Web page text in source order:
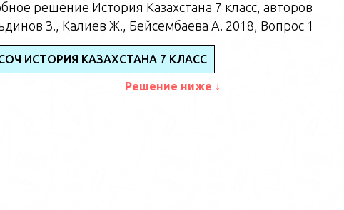
решение История Казахстана 7 класс, авторов
З., Калиев Ж., Бейсембаева А. 2018, Вопрос 1
ИСТОРИЯ КАЗАХСТАНА 7 КЛАСС
Решение ниже ↓